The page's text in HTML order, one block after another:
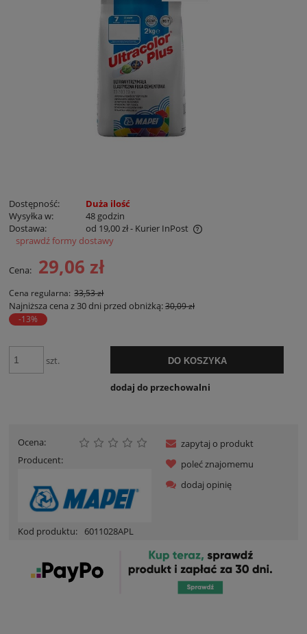
Dostępność:
Duża ilość
Wysyłka w:
48 godzin
Dostawa:
od 19,00 zł- Kurier InPost
Cena nie zawiera ewentualnych kosztów płatności
sprawdź formy dostawy
Cena: 29,06 zł
Cena regularna: 33,53 zł
Najniższa cena z 30 dni przed obniżką:30,09 zł
-13%
szt. DO KOSZYKA
dodaj do przechowalni
Ocena:
Producent:
Kod produktu: 6011028APL
zapytaj o produkt
poleć znajomemu
dodaj opinię